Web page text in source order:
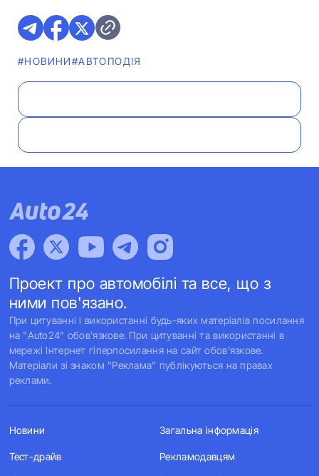
#НОВИНИ#АВТОПОДІЯ
Проект про автомобілі та все, що з
ними пов'язано.
При цитуванні і використанні будь-яких матеріалів посилання
на "Auto24" обов'язкове. При цитуванні та використанні в
мережі Інтернет гіперпосилання на сайт обов'язкове.
Матеріали зі знаком "Реклама" публікуються на правах
реклами.
Новини
Тест-драйв
Загальна інформація
Рекламодавцям